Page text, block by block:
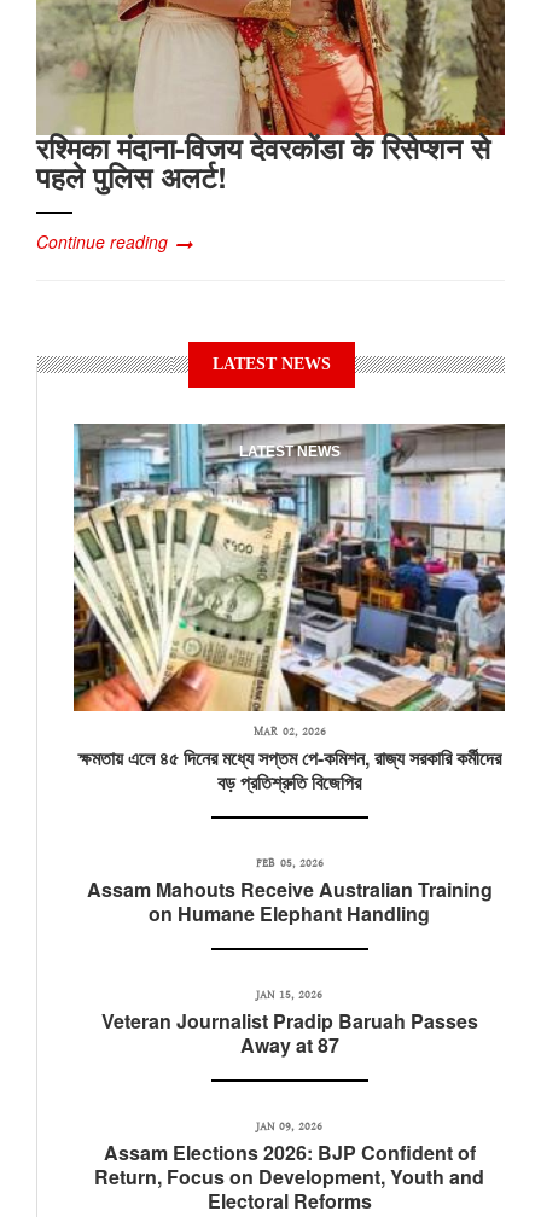
रश्मिका मंदाना-विजय देवरकोंडा के रिसेप्शन से
पहले पुलिस अलर्ट!
Continue reading
LATEST NEWS
LATEST NEWS
MAR 02, 2026
ক্ষমতায় এলে ৪৫ দিনের মধ্যে সপ্তম পে-কমিশন, রাজ্য সরকারি কর্মীদের
বড় প্রতিশ্রুতি বিজেপির
FEB 05, 2026
Assam Mahouts Receive Australian Training
on Humane Elephant Handling
JAN 15, 2026
Veteran Journalist Pradip Baruah Passes
Away at 87
JAN 09, 2026
Assam Elections 2026: BJP Confident of
Return, Focus on Development, Youth and
Electoral Reforms